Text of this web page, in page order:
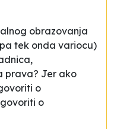
obrazovanja
tek onda variocu)
prava? Jer ako
o
o